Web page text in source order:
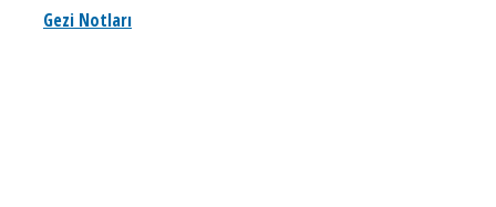
Gezi Notları